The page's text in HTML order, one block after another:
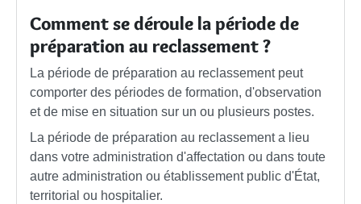
Comment se déroule la période de
préparation au reclassement ?
La période de préparation au reclassement peut
comporter des périodes de formation, d'observation
et de mise en situation sur un ou plusieurs postes.
La période de préparation au reclassement a lieu
dans votre administration d'affectation ou dans toute
autre administration ou établissement public d'État,
territorial ou hospitalier.